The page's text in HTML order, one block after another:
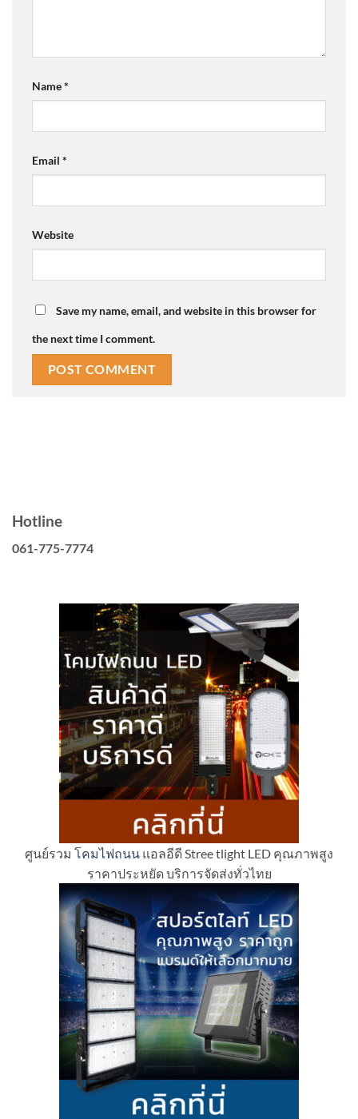
Name*
Email *
Website
Save my name, email, and website in this browser for
the next time I comment.
Hotline
061-775-7774
ศูนย์รวม โคมไฟถนน แอลอีดี Stree tlight LED คุณภาพสูง
ราคาประหยัด บริการจัดส่งทั่วไทย